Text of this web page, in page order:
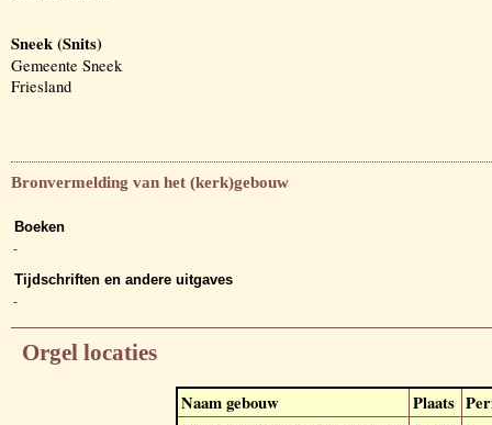
Sneek (Snits)
Gemeente Sneek
Friesland
Bronvermelding van het (kerk)gebouw
Boeken
-
Tijdschriften en andere uitgaves
-
Orgel locaties
Naam gebouw Plaats